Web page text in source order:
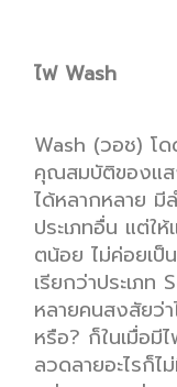
ไฟ Wash
Wash (วอช) โด
คุณสมบัติของแ
ได้หลากหลาย มี
ประเภทอื่น แต่ให้
ตน้อยไม่ค่อยเป็น
เรียกว่าประเภท
หลายคนสงสัยว่า
หรือ? ก็ในเมื่อมี
ลวดลายอะไรก็ไ